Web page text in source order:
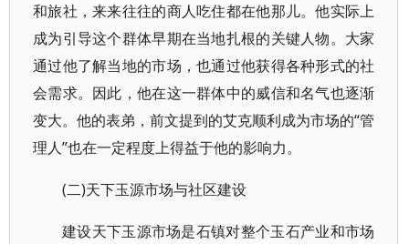
和旅社，来来往往的商人吃住都在他那儿。他实际上
成为引导这个群体早期在当地扎根的关键人物。大家
通过他了解当地的市场，也通过他获得各种形式的社
会需求。因此，他在这一群体中的威信和名气也逐渐
变大。他的表弟，前文提到的艾克顺利成为市场的“管
理人”也在一定程度上得益于他的影响力。
(二)天下玉源市场与社区建设
建设天下玉源市场是石镇对整个玉石产业和市场